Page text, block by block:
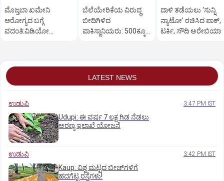
ಮೊಜ್ತಬಾ ಖಮೇನಿ
ಆರೋಗ್ಯದ ಬಗ್ಗೆ
ವದಂತಿ:ವಿಡಿಯೋ
ಬೆಲೆಯೇರಿಕೆಯ ವಿರುದ್ಧ
ಬೀದಿಗಿಳಿದ
ಪಾಕಿಸ್ಥಾನಿಯರು: ‌500ಕ್ಕೂ
ದಾಳಿ ತಡೆಯಲು ‘ಸುನ್ನಿ
ನ್ಯಾಟೋ’ ರಚಿಸಿದ ಪಾಕ್‌,
ಟರ್ಕಿ, ಸೌದಿ ಅರೇಬಿಯಾ
LATEST NEWS
ಉಡುಪಿ 3:47 PM IST
Udupi: ಈ ವರ್ಷ 7 ಲಕ್ಷ ಗಿಡ ನೆಡಲು
ಅರಣ್ಯ ಇಲಾಖೆ ಯೋಜನೆ
ಉಡುಪಿ 3:42 PM IST
Kaup: ವಿಶ್ವ ಮಟ್ಟದ ಬೀಚ್‌ಗಳಿಗೆ
ಹದಗೆಟ್ಟ ರಸ್ತೆಗಳು!